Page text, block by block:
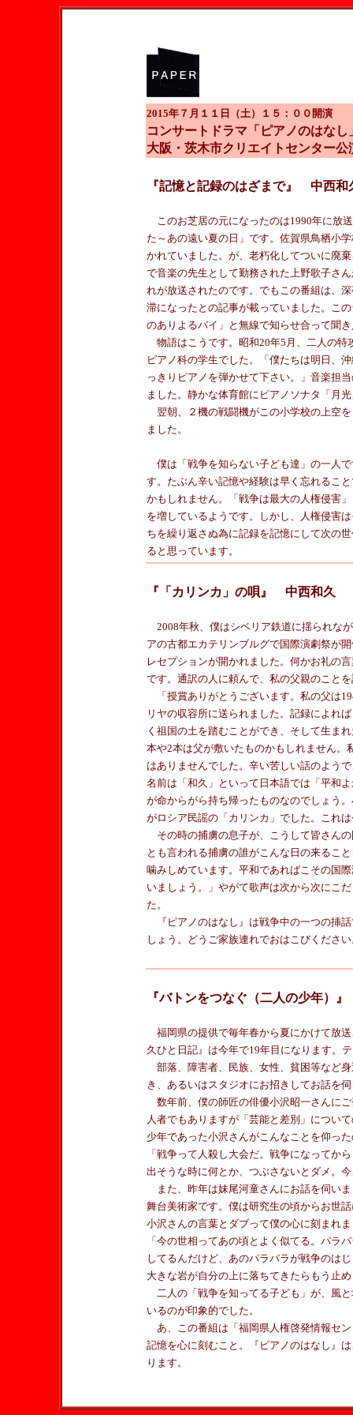
2015年７月１１日（土）１５：００開演
コンサートドラマ「ピアノのはなし
大阪・茨木市クリエイトセンター公
『記憶と記録のはざまで』 中西和
このお芝居の元になったのは1990年に放
た～あの遠い夏の日」です。佐賀県鳥栖小
かれていました。が、老朽化してついに廃
で音楽の先生として勤務された上野歌子さ
れが放送されたのです。でもこの番組は、
滞になったとの記事が載っていました。こ
のありよるバイ」と無線で知らせ合って聞
物語はこうです。昭和20年5月、二人の特
ピアノ科の学生でした。「僕たちは明日、
っきりピアノを弾かせて下さい。」音楽担
ました。静かな体育館にピアノソナタ「月
翌朝、２機の戦闘機がこの小学校の上空
ました。
僕は「戦争を知らない子ども達」の一人
す。たぶん辛い記憶や経験は早く忘れるこ
かもしれません。「戦争は最大の人権侵害
を増しているようです。しかし、人権侵害
ちを繰り返さぬ為に記録を記憶にして次の
ると思っています。
『「カリンカ」の唄』 中西和久
2008年秋、僕はシベリア鉄道に揺られな
アの古都エカテリンブルグで国際演劇祭が
レセプションが開かれました。何かお礼の
です。通訳の人に頼んで、私の父親のこと
「授賞ありがとうございます。私の父は
リヤの収容所に送られました。記録によれ
く祖国の土を踏むことができ、そして生ま
本や2本は父が敷いたものかもしれません
はありませんでした。辛い苦しい話のよう
名前は「和久」といって日本語では「平和
が命からがら持ち帰ったものなのでしょう
がロシア民謡の「カリンカ」でした。これ
その時の捕虜の息子が、こうして皆さん
とも言われる捕虜の誰がこんな日の来るこ
噛みしめています。平和であればこその国
いましょう。」やがて歌声は次から次にこ
た。
『ピアノのはなし』は戦争中の一つの挿
しょう。どうご家族連れでおはこびください
『バトンをつなぐ（二人の少年）
福岡県の提供で毎年春から夏にかけて放
久ひと日記』は今年で19年目になります。
部落、障害者、民族、女性、貧困等など
き、あるいはスタジオにお招きしてお話を
数年前、僕の師匠の俳優小沢昭一さんに
人者でもありますが「芸能と差別」につい
少年であった小沢さんがこんなことを仰っ
「戦争って人殺し大会だ。戦争になってか
出そうな時に何とか、つぶさないとダメ。
また、昨年は妹尾河童さんにお話を伺い
舞台美術家です。僕は研究生の頃からお世
小沢さんの言葉とダブって僕の心に刻まれ
「今の世相ってあの頃とよく似てる。パラ
してるんだけど、あのパラパラが戦争のは
大きな岩が自分の上に落ちてきたらもう止
二人の「戦争を知ってる子ども」が、風
いるのが印象的でした。
あ、この番組は「福岡県人権啓発情報セ
記憶を心に刻むこと。『ピアノのはなし』
ります。